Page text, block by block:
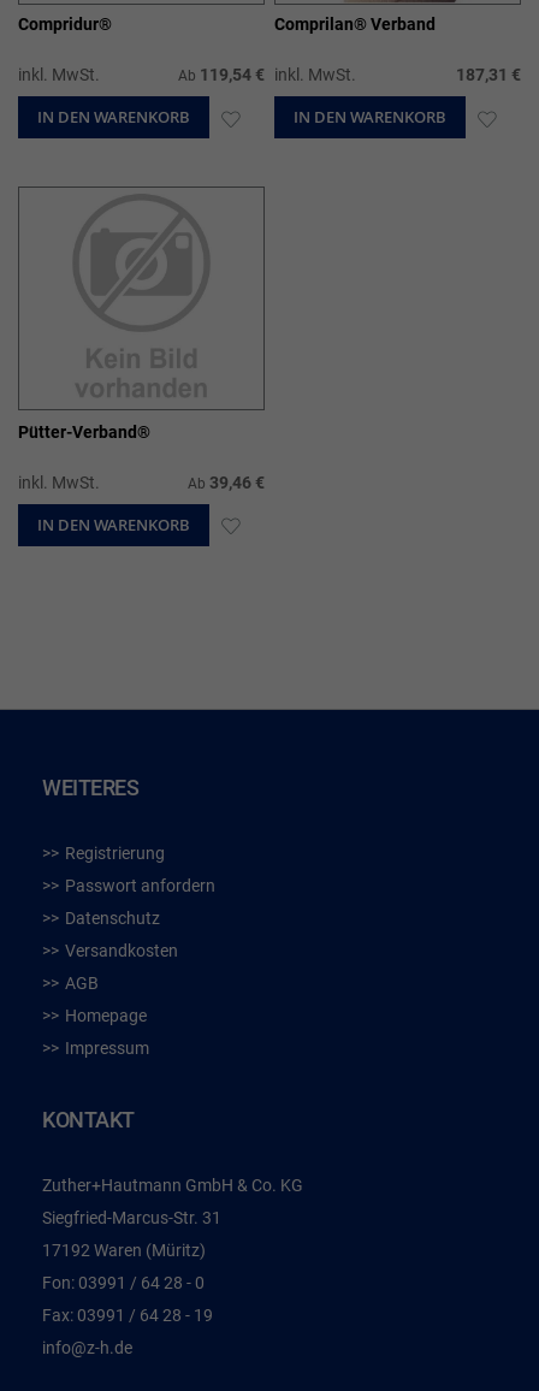
Compridur®
inkl. MwSt. Ab 119,54 €
IN DEN WARENKORB ZUR
Comprilan® Verband
inkl. MwSt. 187,31 €
IN DEN WARENKORB ZUR
Pütter-Verband®
inkl. MwSt. Ab 39,46 €
IN DEN WARENKORB ZUR
WEITERES
Registrierung
Passwort anfordern
Datenschutz
Versandkosten
AGB
Homepage
Impressum
KONTAKT
Zuther+Hautmann GmbH & Co. KG
Siegfried-Marcus-Str. 31
17192 Waren (Müritz)
Fon: 03991 / 64 28 - 0
Fax: 03991 / 64 28 - 19
info@z-h.de